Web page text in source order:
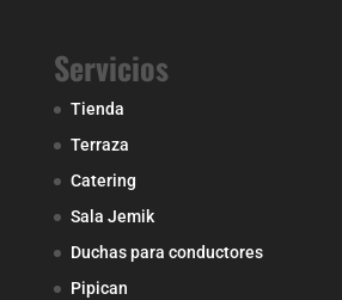
Servicios
Tienda
Terraza
Catering
Sala Jemik
Duchas para conductores
Pipican